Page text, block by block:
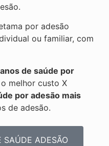
por adesão
ou familiar, com
de saúde por
melhor custo X
por adesão mais
de adesão.
SAÚDE ADESÃO